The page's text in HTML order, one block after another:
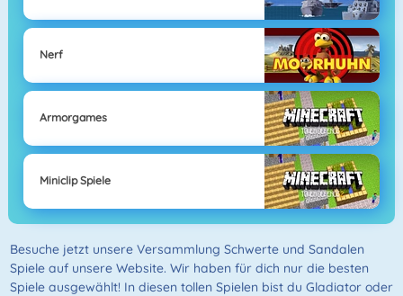
Nerf
Armorgames
Miniclip Spiele
Besuche jetzt unsere Versammlung Schwerte und Sandalen
Spiele auf unsere Website. Wir haben für dich nur die besten
Spiele ausgewählt! In diesen tollen Spielen bist du Gladiator oder